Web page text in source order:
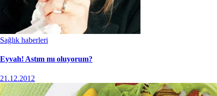
Sağlık haberleri
Eyvah! Astım mı oluyorum?
21.12.2012